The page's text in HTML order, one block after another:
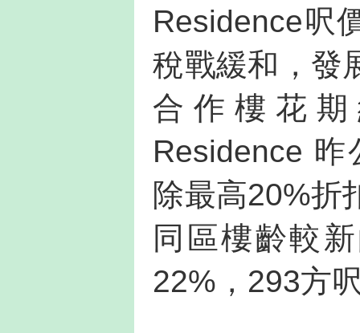
Residence呎
稅戰緩和，發
合作樓花
Residence
除最高20%折
同區樓齡較
22%，293方